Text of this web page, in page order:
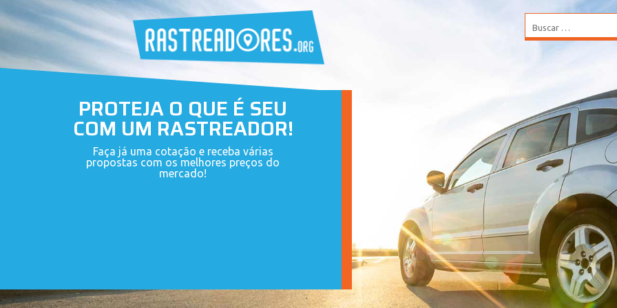
PROTEJA O QUE É SEU
COM UM RASTREADOR!
Faça já uma cotação e receba várias
propostas com os melhores preços do
mercado!